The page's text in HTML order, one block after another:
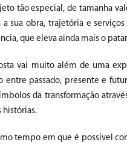
tão especial, de tamanha
a sua obra, trajetória e
que eleva ainda mais o
vai muito além de uma
entre passado, presente e
da transformação
histórias.
tempo em que é possível